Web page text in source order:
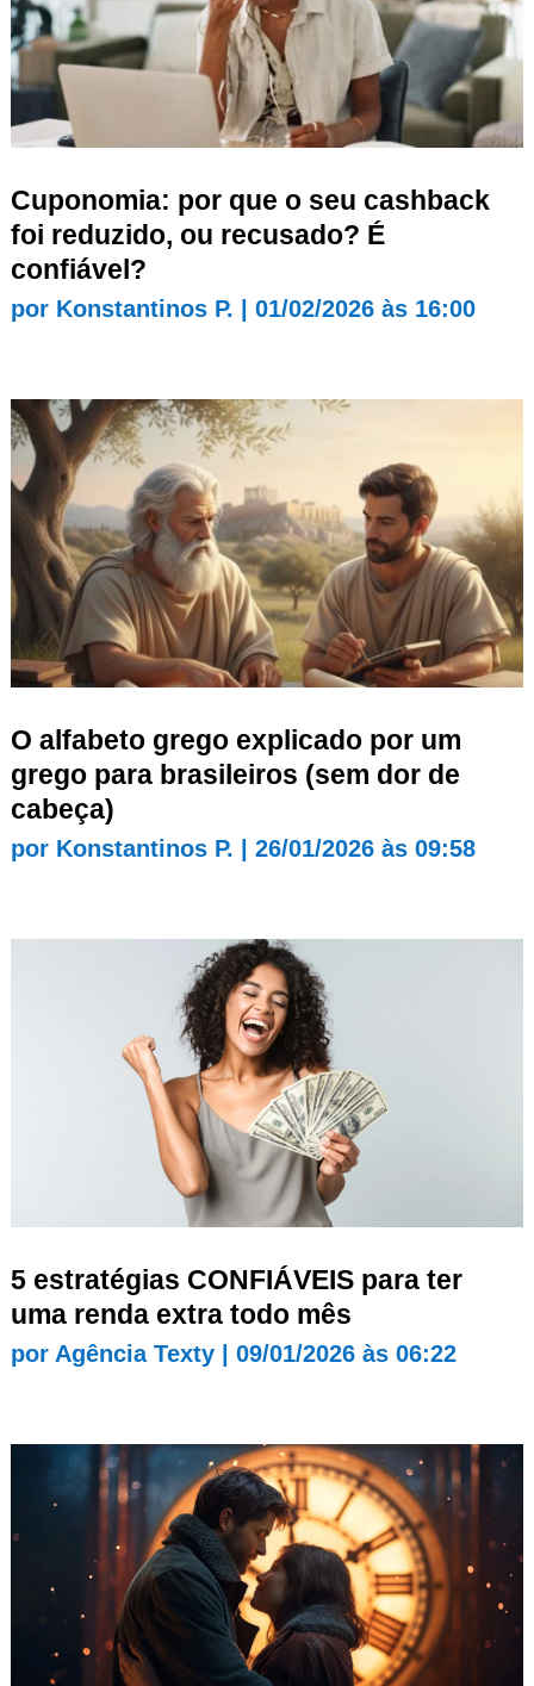
Cuponomia: por que o seu cashback
foi reduzido, ou recusado? É
confiável?
por Konstantinos P. 01/02/2026 às 16:00
O alfabeto grego explicado por um
grego para brasileiros (sem dor de
cabeça)
por Konstantinos P. 26/01/2026 às 09:58
5 estratégias CONFIÁVEIS para ter
uma renda extra todo mês
por Agência Texty| 09/01/2026 às 06:22